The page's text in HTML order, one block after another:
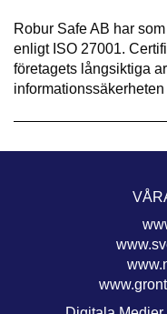
Robur Safe AB har
enligt ISO 27001.
företagets långsiktiga